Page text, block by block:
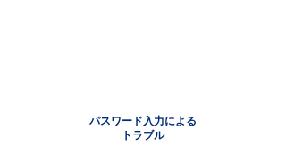
パスワード入力による
トラブル